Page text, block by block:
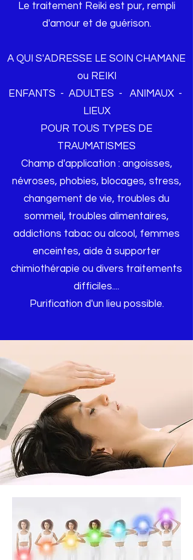
Le traitement Reiki est pur, rempli
d'amour et de guérison.
A QUI S'ADRESSE LE SOIN CHAMANE
ou REIKI
ENFANTS - ADULTES - ANIMAUX -
LIEUX
POUR TOUS TYPES DE
TRAUMATISMES
Champ d'application : angoisses,
névroses, phobies, blocages, stress,
changement de vie, troubles du
sommeil, troubles alimentaires,
addictions tabac ou alcool, femmes
enceintes, aide à supporter
chimiothérapie ou divers traitements
difficiles....
Purification d'un lieu possible.